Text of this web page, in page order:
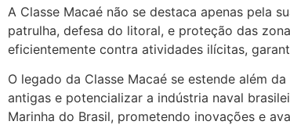
A Classe Macaé não se destaca apenas pela
patrulha, defesa do litoral, e proteção das
eficientemente contra atividades ilícitas,
O legado da Classe Macaé se estende além
antigas e potencializar a indústria naval
Marinha do Brasil, prometendo inovações e